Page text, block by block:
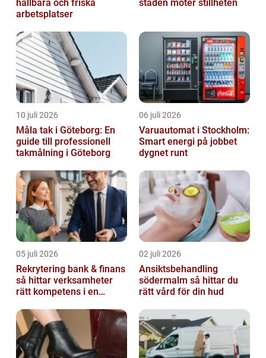
hållbara och friska
arbetsplatser
staden möter stillheten
10 juli 2026
Måla tak i Göteborg: En
guide till professionell
takmålning i Göteborg
06 juli 2026
Varuautomat i Stockholm:
Smart energi på jobbet
dygnet runt
05 juli 2026
Rekrytering bank & finans
så hittar verksamheter
rätt kompetens i en
02 juli 2026
Ansiktsbehandling
södermalm så hittar du
rätt vård för din hud